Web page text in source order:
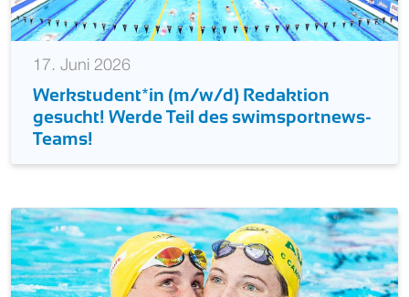
17. Juni 2026
Werkstudent*in (m/w/d) Redaktion
gesucht! Werde Teil des swimsportnews-
Teams!